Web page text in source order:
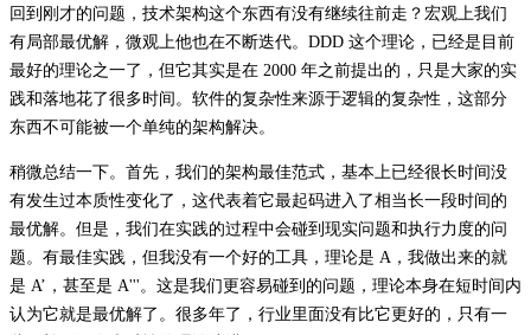
回到刚才的问题，技术架构这个东西有没有继续往前走？宏观上我们
有局部最优解，微观上他也在不断迭代。DDD 这个理论，已经是目前
最好的理论之一了，但它其实是在 2000 年之前提出的，只是大家的实
践和落地花了很多时间。软件的复杂性来源于逻辑的复杂性，这部分
东西不可能被一个单纯的架构解决。
稍微总结一下。首先，我们的架构最佳范式，基本上已经很长时间没
有发生过本质性变化了，这代表着它最起码进入了相当长一段时间的
最优解。但是，我们在实践的过程中会碰到现实问题和执行力度的问
题。有最佳实践，但我没有一个好的工具，理论是 A，我做出来的就
是 A’，甚至是 A'''。这是我们更容易碰到的问题，理论本身在短时间内
认为它就是最优解了。很多年了，行业里面没有比它更好的，只有一